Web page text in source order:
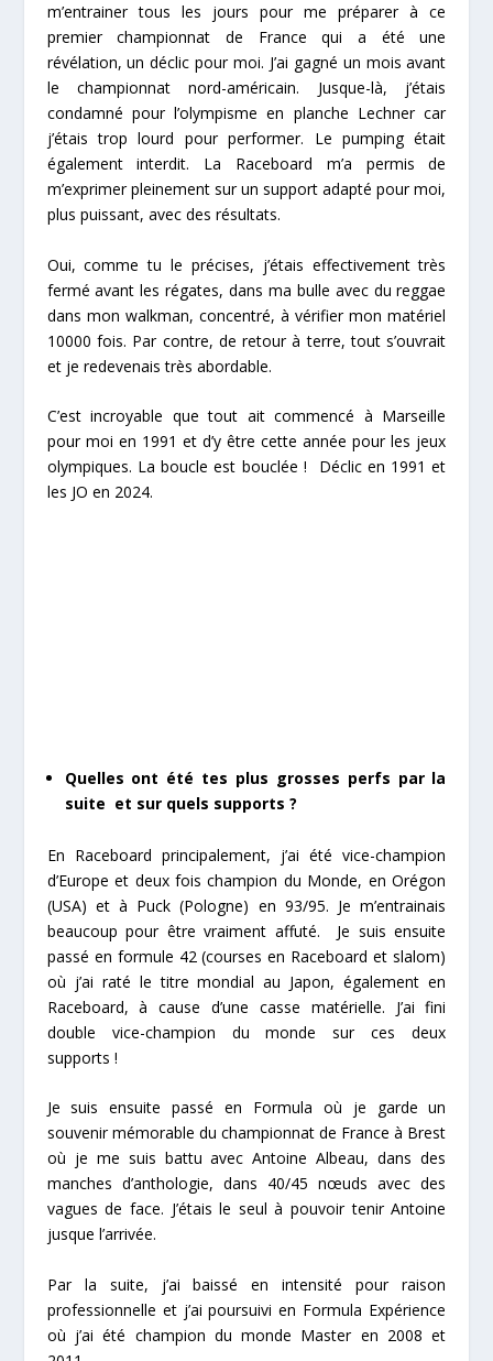
m’entrainer tous les jours pour me préparer à ce
premier championnat de France qui a été une
révélation, un déclic pour moi. J’ai gagné un mois avant
le championnat nord-américain. Jusque-là, j’étais
condamné pour l’olympisme en planche Lechner car
j’étais trop lourd pour performer. Le pumping était
également interdit. La Raceboard m’a permis de
m’exprimer pleinement sur un support adapté pour moi,
plus puissant, avec des résultats.
Oui, comme tu le précises, j’étais effectivement très
fermé avant les régates, dans ma bulle avec du reggae
dans mon walkman, concentré, à vérifier mon matériel
10000 fois. Par contre, de retour à terre, tout s’ouvrait
et je redevenais très abordable.
C’est incroyable que tout ait commencé à Marseille
pour moi en 1991 et d’y être cette année pour les jeux
olympiques. La boucle est bouclée ! Déclic en 1991 et
les JO en 2024.
Quelles ont été tes plus grosses perfs par la
suite et sur quels supports ?
En Raceboard principalement, j’ai été vice-champion
d’Europe et deux fois champion du Monde, en Orégon
(USA) et à Puck (Pologne) en 93/95. Je m’entrainais
beaucoup pour être vraiment affuté. Je suis ensuite
passé en formule 42 (courses en Raceboard et slalom)
où j’ai raté le titre mondial au Japon, également en
Raceboard, à cause d’une casse matérielle. J’ai fini
double vice-champion du monde sur ces deux
supports !
Je suis ensuite passé en Formula où je garde un
souvenir mémorable du championnat de France à Brest
où je me suis battu avec Antoine Albeau, dans des
manches d’anthologie, dans 40/45 nœuds avec des
vagues de face. J’étais le seul à pouvoir tenir Antoine
jusque l’arrivée.
Par la suite, j’ai baissé en intensité pour raison
professionnelle et j’ai poursuivi en Formula Expérience
où j’ai été champion du monde Master en 2008 et